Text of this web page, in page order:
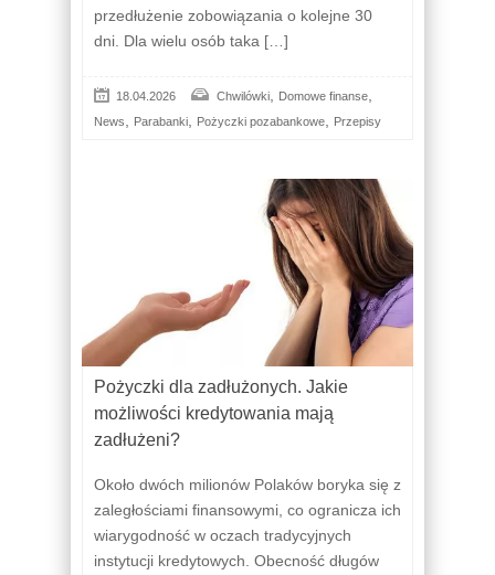
przedłużenie zobowiązania o kolejne 30
dni. Dla wielu osób taka […]
18.04.2026 Chwilówki Domowe finanse
News Parabanki Pożyczki pozabankowe Przepisy
Pożyczki dla zadłużonych. Jakie
możliwości kredytowania mają
zadłużeni?
Około dwóch milionów Polaków boryka się z
zaległościami finansowymi, co ogranicza ich
wiarygodność w oczach tradycyjnych
instytucji kredytowych. Obecność długów